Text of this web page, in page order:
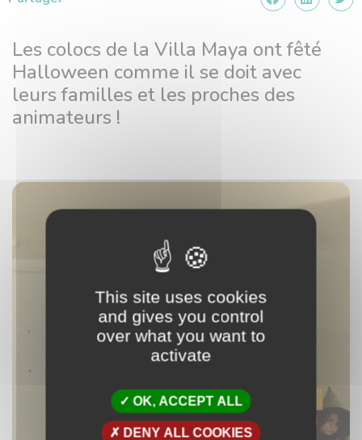
Les colocs de la Villa Maya ont fêté
Halloween comme il se doit avec
leurs familles et les proches des
animateurs !
This site uses cookies
and gives you control
over what you want to
activate
OK, ACCEPT ALL
DENY ALL COOKIES